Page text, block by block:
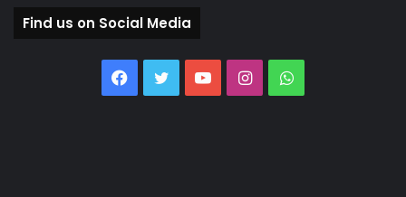
Find us on Social Media
Facebook
TwitterYouTubeInstagramWhatsApp